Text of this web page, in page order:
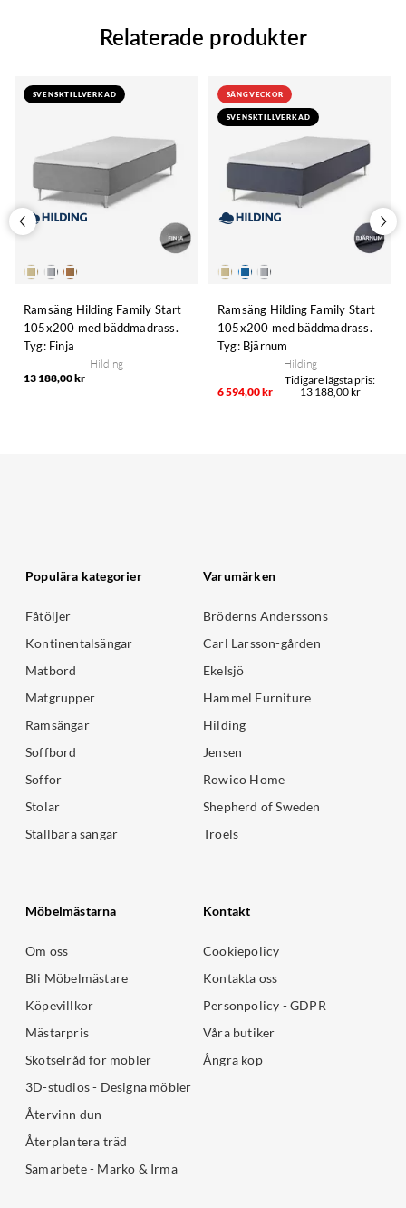
Relaterade produkter
SVENSKTILLVERKAD
Ramsäng Hilding Family Start
105x200 med bäddmadrass.
Tyg: Finja
Hilding
13 188,00 kr
SÄNGVECKOR
SVENSKTILLVERKAD
Ramsäng Hilding Family Start
105x200 med bäddmadrass.
Tyg: Bjärnum
Hilding
6 594,00 kr 13 188,00 kr
Populära kategorier
Fåtöljer
Kontinentalsängar
Matbord
Matgrupper
Ramsängar
Soffbord
Soffor
Stolar
Ställbara sängar
Varumärken
Bröderns Anderssons
Carl Larsson-gården
Ekelsjö
Hammel Furniture
Hilding
Jensen
Rowico Home
Shepherd of Sweden
Troels
Möbelmästarna
Om oss
Bli Möbelmästare
Köpevillkor
Mästarpris
Skötselråd för möbler
3D-studios - Designa möbler
Återvinn dun
Återplantera träd
Samarbete - Marko & Irma
Kontakt
Cookiepolicy
Kontakta oss
Personpolicy - GDPR
Våra butiker
Ångra köp